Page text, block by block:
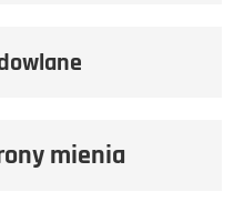
mienia​